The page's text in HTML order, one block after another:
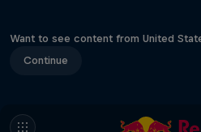
Want to see content from United
Continue